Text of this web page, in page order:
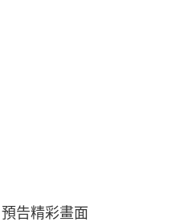
告精彩畫面